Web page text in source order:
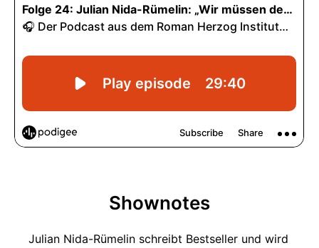
Shownotes
Julian Nida-Rümelin schreibt Bestseller und wird